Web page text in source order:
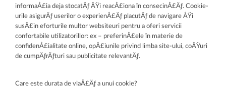
informaÅ£ia deja stocatÄƒ ÅŸi reacÅ£iona în consecinÅ£Äƒ. Cookie-
urile asigurÄƒ userilor o experienÅ£Äƒ placutÄƒ de navigare ÅŸi
susÅ£in eforturile multor websiteuri pentru a oferi servicii
confortabile utilizatorillor: ex – preferinÅ£ele în materie de
confidenÅ£ialitate online, opÅ£iunile privind limba site-ului, coÅŸuri
de cumpÄƒrÄƒturi sau publicitate relevantÄƒ.
Care este durata de viaÅ£Äƒ a unui cookie?